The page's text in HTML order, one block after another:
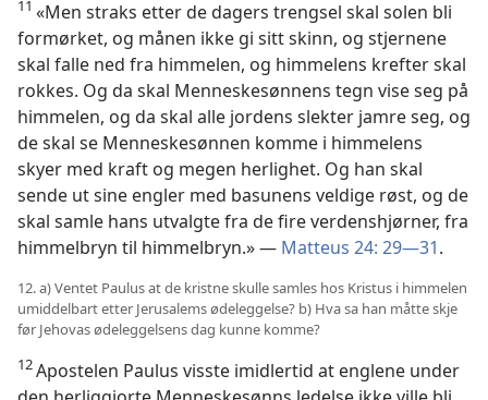
11 «Men straks etter de dagers trengsel skal solen bli
formørket, og månen ikke gi sitt skinn, og stjernene
skal falle ned fra himmelen, og himmelens krefter skal
rokkes. Og da skal Menneskesønnens tegn vise seg på
himmelen, og da skal alle jordens slekter jamre seg, og
de skal se Menneskesønnen komme i himmelens
skyer med kraft og megen herlighet. Og han skal
sende ut sine engler med basunens veldige røst, og de
skal samle hans utvalgte fra de fire verdenshjørner, fra
himmelbryn til himmelbryn.» — Matteus 24: 29—31.
12. a) Ventet Paulus at de kristne skulle samles hos Kristus i himmelen
umiddelbart etter Jerusalems ødeleggelse? b) Hva sa han måtte skje
før Jehovas ødeleggelsens dag kunne komme?
12Apostelen Paulus visste imidlertid at englene under